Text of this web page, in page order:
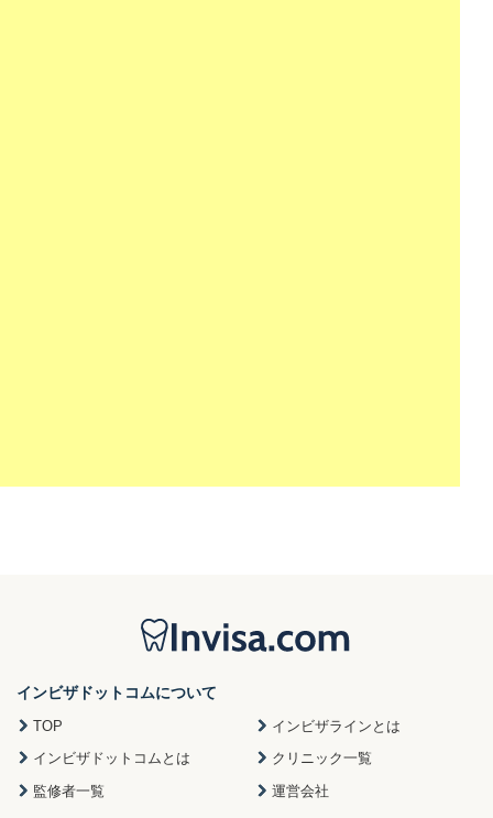
インビザドットコムについて
TOP
インビザラインとは
インビザドットコムとは
クリニック一覧
監修者一覧
運営会社